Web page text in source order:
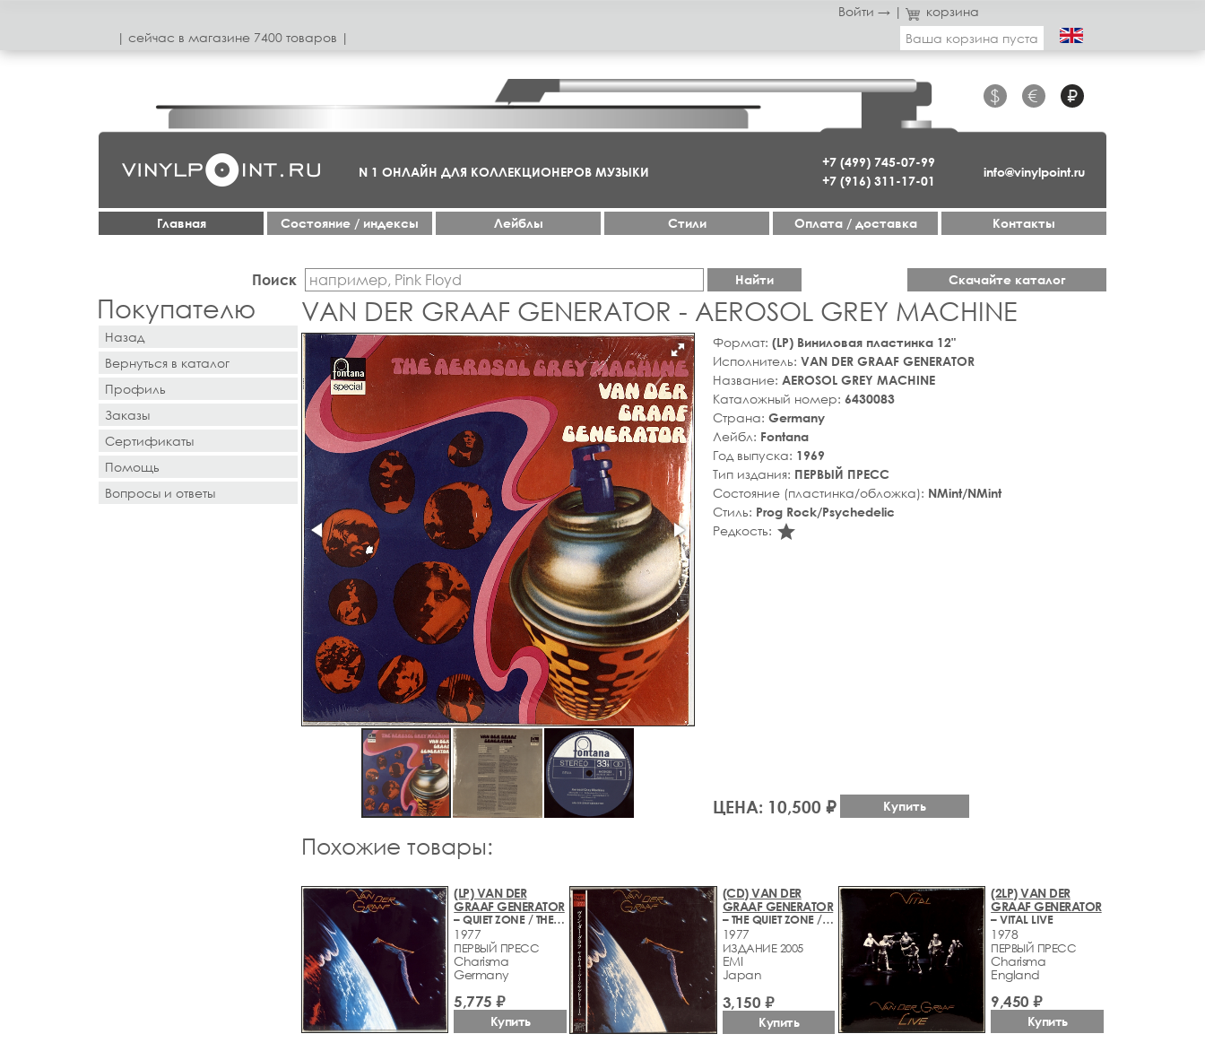
Войти → |
корзина
| сeйчас в магазинe 7400 товаров |
Ваша корзина пуста
+7 (499) 745-07-99
+7 (916) 311-17-01
$ € ₽
info@vinylpoint.ru
N 1 ОНЛАЙН ДЛЯ КОЛЛЕКЦИОНЕРОВ МУЗЫКИ
Главная Cостояние / индексы Лейблы Стили Оплата / доставка Контакты
Поиск Найти Скачайте каталог
Покупателю
Назад
Вернуться в каталог
Профиль
Заказы
Сертификаты
Помощь
Вопросы и ответы
VAN DER GRAAF GENERATOR - AEROSOL GREY MACHINE
Формат: (LP) Виниловая пластинка 12"
Исполнитель: VAN DER GRAAF GENERATOR
Название: AEROSOL GREY MACHINE
Каталожный номер: 6430083
Страна: Germany
Лейбл: Fontana
Год выпуска: 1969
Тип издания: ПЕРВЫЙ ПРЕСС
Состояние (пластинка/обложка): NMint/NMint
Стиль: Prog Rock/Psychedelic
Редкость: star_rate
ЦЕНА: 10,500 ₽ Купить
Похожие товары:
(LP) VAN DER
GRAAF GENERATOR
– QUIET ZONE / THE PLEASURE DOME
1977
ПЕРВЫЙ ПРЕСС
Charisma
Germany
5,775 ₽
Купить
(CD) VAN DER
GRAAF GENERATOR
– THE QUIET ZONE / THE PLEASURE DOME
1977
ИЗДАНИЕ 2005
EMI
Japan
3,150 ₽
Купить
(2LP) VAN DER
GRAAF GENERATOR
– VITAL LIVE
1978
ПЕРВЫЙ ПРЕСС
Charisma
England
9,450 ₽
Купить